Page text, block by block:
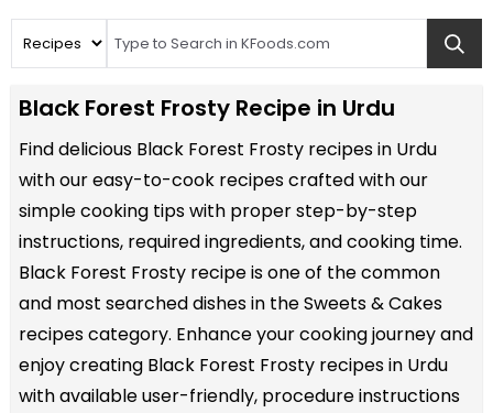
Black Forest Frosty Recipe in Urdu
Find delicious Black Forest Frosty recipes in Urdu
with our easy-to-cook recipes crafted with our
simple cooking tips with proper step-by-step
instructions, required ingredients, and cooking time.
Black Forest Frosty recipe is one of the common
and most searched dishes in the Sweets & Cakes
recipes category. Enhance your cooking journey and
enjoy creating Black Forest Frosty recipes in Urdu
with available user-friendly, procedure instructions